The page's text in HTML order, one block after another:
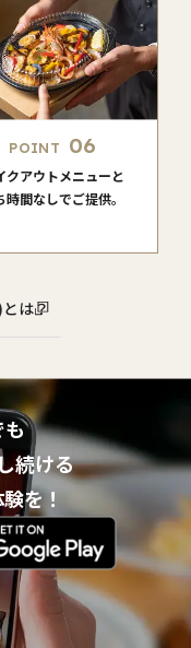
POINT 06
クアウトメニューと
時間なしでご提供。
は？
も
続ける
を！